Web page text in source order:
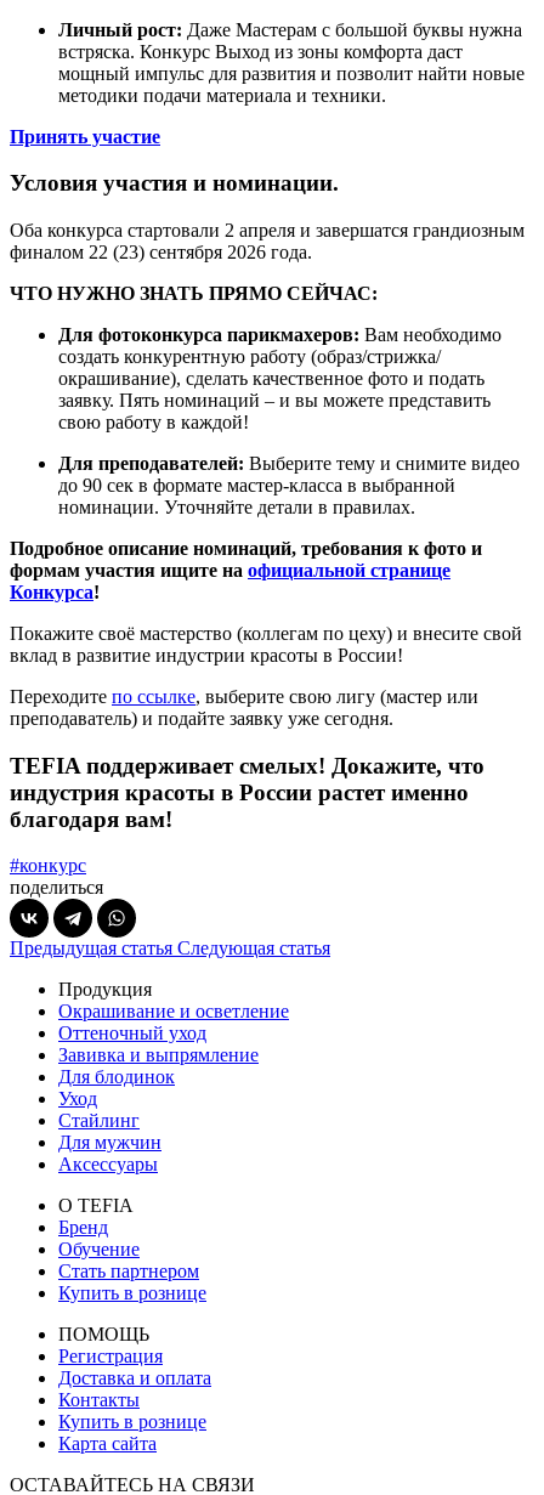
Личный рост: Даже Мастерам с большой буквы нужна
встряска. Конкурс Выход из зоны комфорта даст
мощный импульс для развития и позволит найти новые
методики подачи материала и техники.
Принять участие
Условия участия и номинации.
Оба конкурса стартовали 2 апреля и завершатся грандиозным
финалом 22 (23) сентября 2026 года.
ЧТО НУЖНО ЗНАТЬ ПРЯМО СЕЙЧАС:
Для фотоконкурса парикмахеров: Вам необходимо
создать конкурентную работу (образ/стрижка/
окрашивание), сделать качественное фото и подать
заявку. Пять номинаций – и вы можете представить
свою работу в каждой!
Для преподавателей: Выберите тему и снимите видео
до 90 сек в формате мастер-класса в выбранной
номинации. Уточняйте детали в правилах.
Подробное описание номинаций, требования к фото и
формам участия ищите на официальной странице
Конкурса!
Покажите своё мастерство (коллегам по цеху) и внесите свой
вклад в развитие индустрии красоты в России!
Переходите по ссылке, выберите свою лигу (мастер или
преподаватель) и подайте заявку уже сегодня.
TEFIA поддерживает смелых! Докажите, что
индустрия красоты в России растет именно
благодаря вам!
#конкурс
поделиться
Предыдущая статья Следующая статья
Продукция
Окрашивание и осветление
Оттеночный уход
Завивка и выпрямление
Для блодинок
Уход
Стайлинг
Для мужчин
Аксессуары
О TEFIA
Бренд
Обучение
Стать партнером
Купить в рознице
ПОМОЩЬ
Регистрация
Доставка и оплата
Контакты
Купить в рознице
Карта сайта
ОСТАВАЙТЕСЬ НА СВЯЗИ